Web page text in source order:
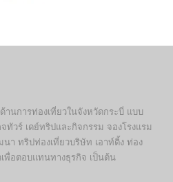
นการท่องเที่ยวในจังหวัดกระบี่ แบบ
ทัวร์ เดย์ทริปและกิจกรรม จองโรงแรม
า ทริปท่องเที่ยวบริษัท เอาท์ติ้ง ท่อง
พื่อตอบแทนทางธุรกิจ เป็นต้น